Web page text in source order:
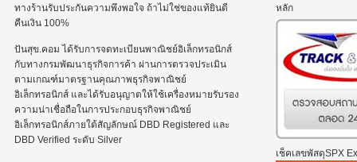
ทางร้านรับประกันความพึงพอใจ ถ้าไม่ใช่ของแท้ยินดี
คืนเงิน 100%
ปันสุข.คอม ได้รับการจดทะเบียนพาณิชย์อิเล็กทรอนิกส์
กับทางกรมพัฒนาธุรกิจการค้า ผ่านการตรวจประเมิน
ตามเกณฑ์มาตรฐานคุณภาพธุรกิจพาณิชย์
อิเล็กทรอนิกส์ และได้รับอนุญาตให้ใช้เครื่องหมายรับรอง
ความน่าเชื่อถือในการประกอบธุรกิจพาณิชย์
อิเล็กทรอนิกส์ภายใต้สัญลักษณ์ DBD Registered และ
DBD Verified ระดับ Silver
หลัก
เช็คเลขพัสดุSPX